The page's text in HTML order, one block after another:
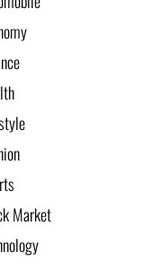
Market